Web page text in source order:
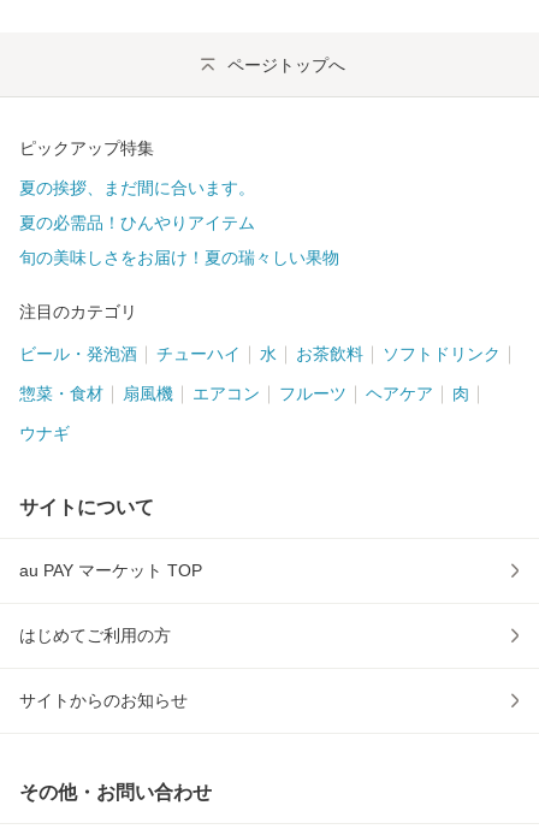
ページトップへ
ピックアップ特集
夏の挨拶、まだ間に合います。
夏の必需品！ひんやりアイテム
旬の美味しさをお届け！夏の瑞々しい果物
注目のカテゴリ
ビール・発泡酒 チューハイ 水 お茶飲料 ソフトドリンク
惣菜・食材 扇風機 エアコン フルーツ ヘアケア 肉
ウナギ
サイトについて
au PAY マーケット TOP
はじめてご利用の方
サイトからのお知らせ
その他・お問い合わせ